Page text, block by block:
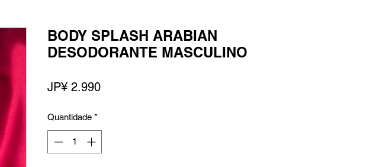
BODY SPLASH ARABIAN
DESODORANTE MASCULINO
JP¥ 2.990Preço
Quantidade *